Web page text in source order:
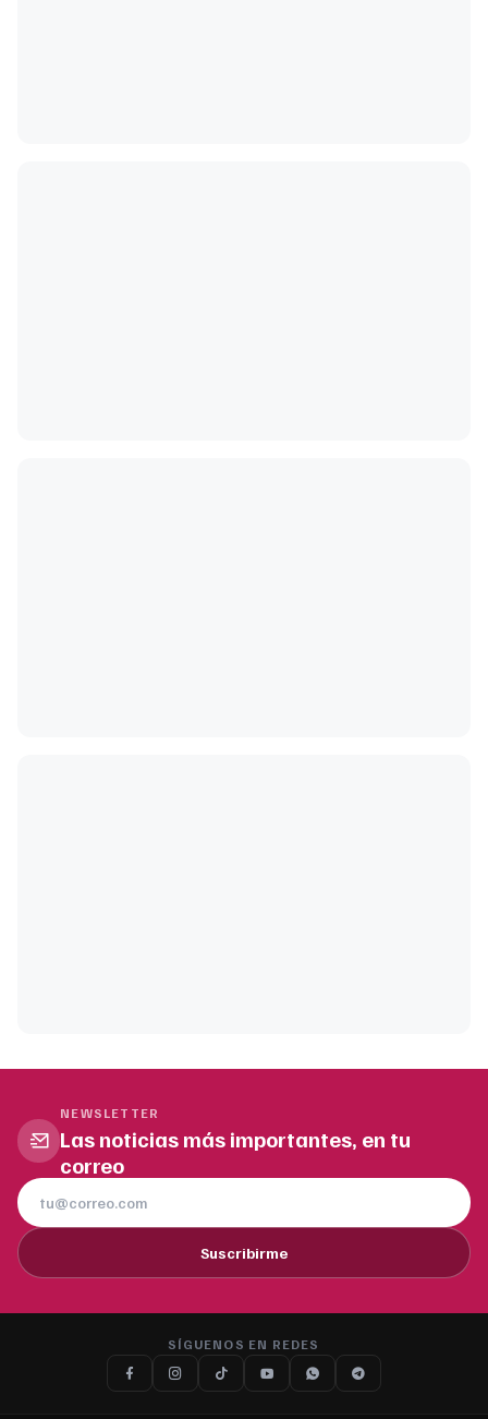
NEWSLETTER
Las noticias más importantes, en tu
correo
Suscribirme
SÍGUENOS EN REDES